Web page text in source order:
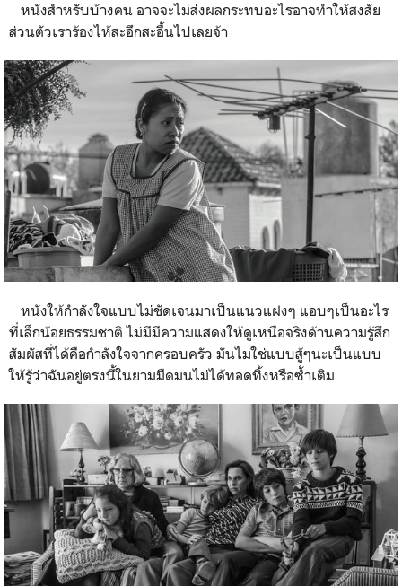
หนังสำหรับบ้างคน อาจจะไม่ส่งผลกระทบอะไรอาจทำให้สงสัย
ส่วนตัวเราร้องไห้สะอึกสะอื้นไปเลยจ้า
หนังให้กำลังใจแบบไม่ชัดเจนมาเป็นแนวแฝงๆ แอบๆเป็นอะไร
ที่เล็กน้อยธรรมชาติ ไม่มีมีความแสดงให้ดูเหนือจริงด้านความรู้สึก
สัมผัสที่ได้คือกำลังใจจากครอบครัว มันไม่ใช่แบบสู้ๆนะเป็นแบบ
ให้รู้ว่าฉันอยู่ตรงนี้ในยามมืดมนไม่ได้ทอดทิ้งหรือซ้ำเติม